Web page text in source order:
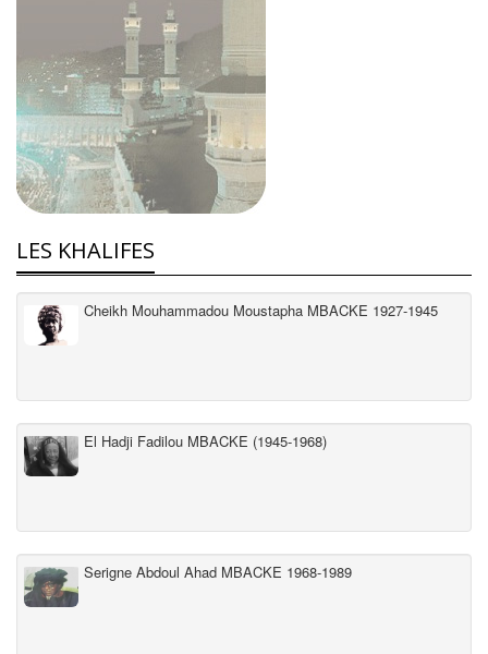
LES KHALIFES
Cheikh Mouhammadou Moustapha MBACKE 1927-1945
El Hadji Fadilou MBACKE (1945-1968)
Serigne Abdoul Ahad MBACKE 1968-1989